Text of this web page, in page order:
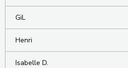
GiL
Henri
Isabelle D.